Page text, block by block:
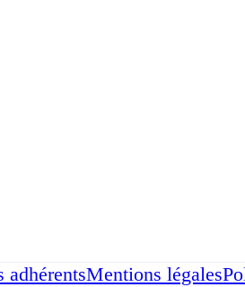
adhérentsMentions légales